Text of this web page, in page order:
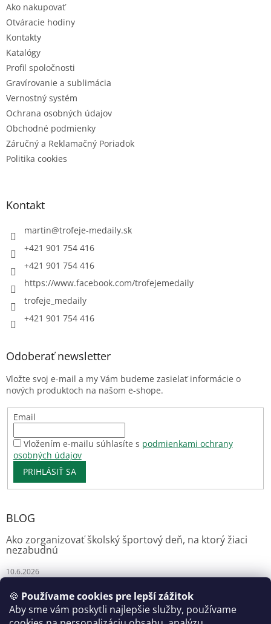
🍪 Používame cookies pre lepší zážitok
Aby sme vám poskytli najlepšie služby, používame
Ako nakupovať
Otváracie hodiny
Kontakty
Katalógy
Profil spoločnosti
Gravírovanie a sublimácia
Vernostný systém
Ochrana osobných údajov
Obchodné podmienky
Záručný a Reklamačný Poriadok
Politika cookies
Kontakt
martin@trofeje-medaily.sk
+421 901 754 416
+421 901 754 416
https://www.facebook.com/trofejemedaily
trofeje_medaily
+421 901 754 416
Odoberať newsletter
Vložte svoj e-mail a my Vám budeme zasielať informácie o
nových produktoch na našom e-shope.
Email
Vložením e-mailu súhlasíte s podmienkami ochrany
osobných údajov
PRIHLÁSIŤ SA
BLOG
Ako zorganizovať školský športový deň, na ktorý žiaci
nezabudnú
10.6.2026
Florianshop